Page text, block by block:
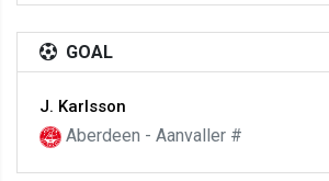
GOAL
J. Karlsson
Aberdeen - Aanvaller #